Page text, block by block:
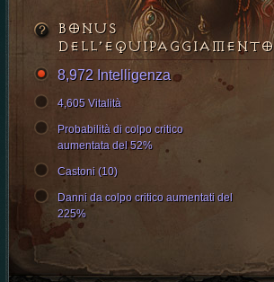
BONUS
DELL’EQUIPAGGIAMENTO
8,972 Intelligenza
4,605 Vitalità
Probabilità di colpo critico
aumentata del 52%
Castoni (10)
Danni da colpo critico aumentati del
225%